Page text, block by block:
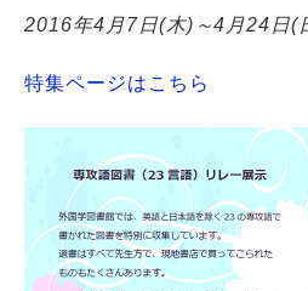
2016年4月7日(木)～4月24日(
特集ページはこちら